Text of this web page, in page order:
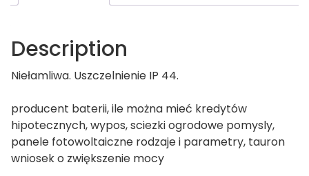
Description
Niełamliwa. Uszczelnienie IP 44.
producent baterii, ile można mieć kredytów
hipotecznych, wypos, sciezki ogrodowe pomysly,
panele fotowoltaiczne rodzaje i parametry, tauron
wniosek o zwiększenie mocy